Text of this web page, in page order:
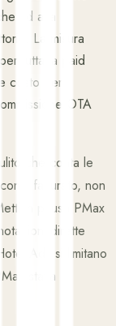
ad alta
La misura
tutta la paid
costo per
OTA
che conta le
il fatturato, non
in pausa PMax
dirette
Ads si limitano
stava